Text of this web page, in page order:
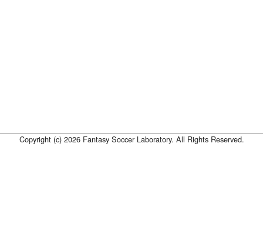
Copyright (c) 2026 Fantasy Soccer Laboratory. All Rights Reserved.